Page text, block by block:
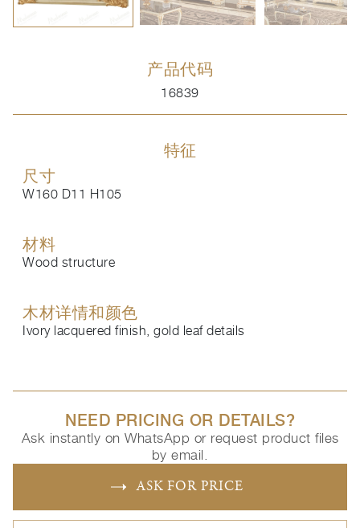
产品代码
16839
特征
尺寸
W160 D11 H105
材料
Wood structure
木材详情和颜色
Ivory lacquered finish, gold leaf details
NEED PRICING OR DETAILS?
Ask instantly on WhatsApp or request product files
by email.
ASK FOR PRICE